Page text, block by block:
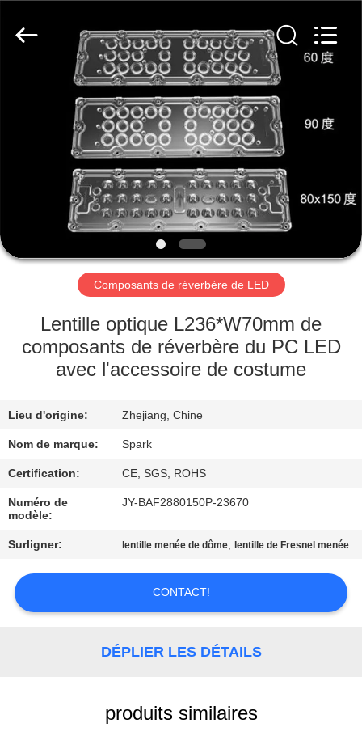
MAISON
PRODUITS
À
PROPOS
NOUS
VISITE
L'USINE
CONTRÔLE
DE
QUALITÉ
NOUS
Co.,
Composants de réverbère de LED
Lentille optique L236*W70mm de
composants de réverbère du PC LED
avec l'accessoire de costume
Lieu d'origine: Zhejiang, Chine
Nom de marque: Spark
Certification: CE, SGS, ROHS
Numéro de
modèle:
JY-BAF2880150P-23670
Surligner: lentille menée de dôme, lentille de Fresnel menée
CONTACT!
DÉPLIER LES DÉTAILS
produits similaires